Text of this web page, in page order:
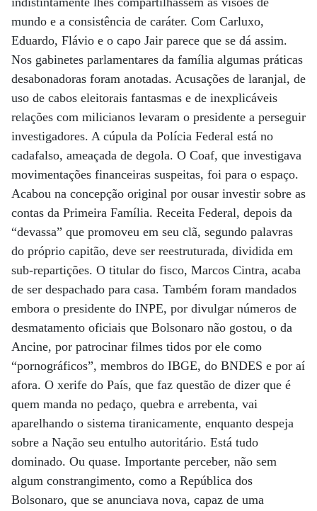
mundo e a consistência de caráter. Com Carluxo,
Eduardo, Flávio e o capo Jair parece que se dá assim.
Nos gabinetes parlamentares da família algumas práticas
desabonadoras foram anotadas. Acusações de laranjal, de
uso de cabos eleitorais fantasmas e de inexplicáveis
relações com milicianos levaram o presidente a perseguir
investigadores. A cúpula da Polícia Federal está no
cadafalso, ameaçada de degola. O Coaf, que investigava
movimentações financeiras suspeitas, foi para o espaço.
Acabou na concepção original por ousar investir sobre as
contas da Primeira Família. Receita Federal, depois da
“devassa” que promoveu em seu clã, segundo palavras
do próprio capitão, deve ser reestruturada, dividida em
sub-repartições. O titular do fisco, Marcos Cintra, acaba
de ser despachado para casa. Também foram mandados
embora o presidente do INPE, por divulgar números de
desmatamento oficiais que Bolsonaro não gostou, o da
Ancine, por patrocinar filmes tidos por ele como
“pornográficos”, membros do IBGE, do BNDES e por aí
afora. O xerife do País, que faz questão de dizer que é
quem manda no pedaço, quebra e arrebenta, vai
aparelhando o sistema tiranicamente, enquanto despeja
sobre a Nação seu entulho autoritário. Está tudo
dominado. Ou quase. Importante perceber, não sem
algum constrangimento, como a República dos
Bolsonaro, que se anunciava nova, capaz de uma